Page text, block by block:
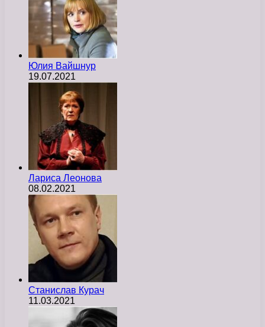
Юлия Вайшнур
19.07.2021
Лариса Леонова
08.02.2021
Станислав Курач
11.03.2021